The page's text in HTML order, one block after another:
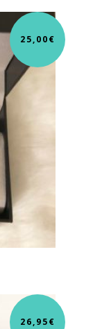
25,00€
26,95€